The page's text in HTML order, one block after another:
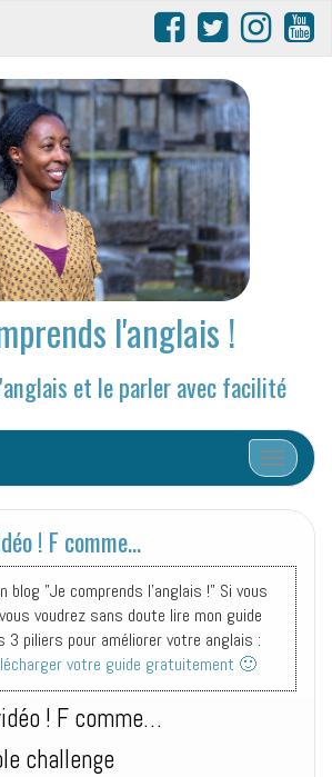
l'anglais !
et le parler avec facilité
Afficher/
! F comme…
blog "Je comprends l'anglais !" Si vous
voudrez sans doute lire mon guide
3 piliers pour améliorer votre anglais :
votre guide gratuitement 🙂
! F comme…
challenge